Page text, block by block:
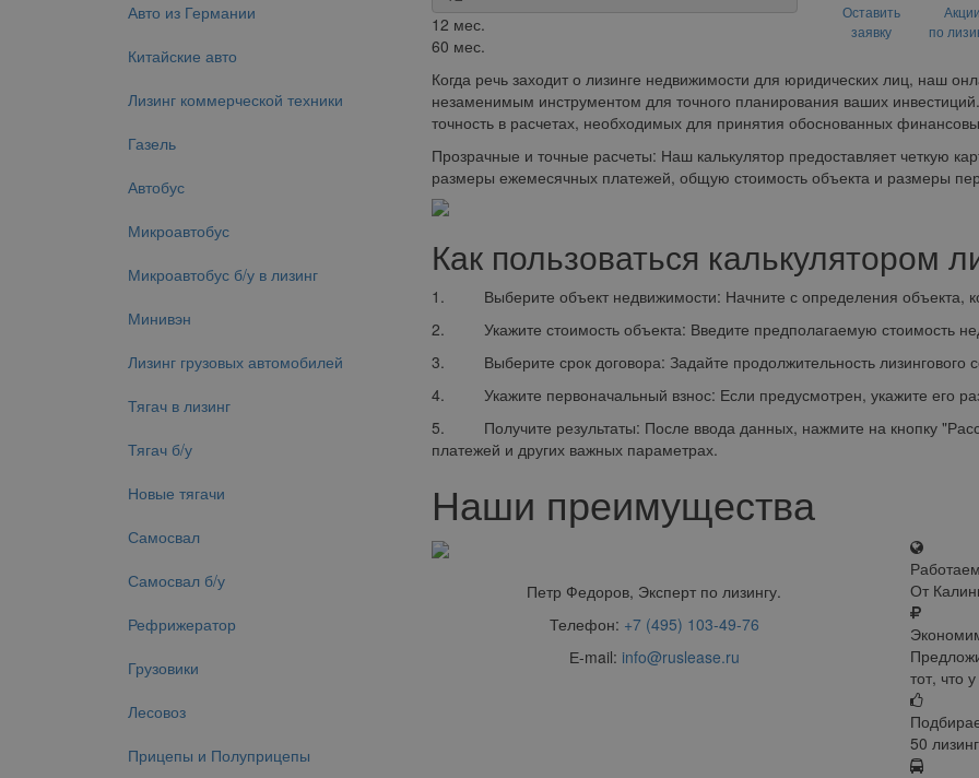
Авто из Германии
Китайские авто
Лизинг коммерческой техники
Газель
Автобус
Микроавтобус
Микроавтобус б/у в лизинг
Минивэн
Лизинг грузовых автомобилей
Тягач в лизинг
Тягач б/у
Новые тягачи
Самосвал
Самосвал б/у
Рефрижератор
Грузовики
Лесовоз
Прицепы и Полуприцепы
12 мес.
60 мес.
Оставить
заявку
Акции
по
Когда речь заходит о лизинге недвижимости для юридических лиц, наш
незаменимым инструментом для точного планирования ваших
точность в расчетах, необходимых для принятия обоснованных
Прозрачные и точные расчеты: Наш калькулятор предоставляет четкую
размеры ежемесячных платежей, общую стоимость объекта и размеры
Как пользоваться калькулятором
1. Выберите объект недвижимости: Начните с определения объекта,
2. Укажите стоимость объекта: Введите предполагаемую стоимость
3. Выберите срок договора: Задайте продолжительность лизингового
4. Укажите первоначальный взнос: Если предусмотрен, укажите его
5. Получите результаты: После ввода данных, нажмите на кнопку
платежей и других важных параметрах.
Наши преимущества
Петр Федоров, Эксперт по лизингу.
Телефон: +7 (495) 103-49-76
Е-mail: info@ruslease.ru
От
тот, что
50